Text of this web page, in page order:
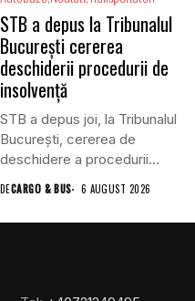
STB a depus la Tribunalul
București cererea
deschiderii procedurii de
insolvență
STB a depus joi, la Tribunalul
Bucureşti, cererea de
deschidere a procedurii...
DECARGO & BUS 6 AUGUST 2026